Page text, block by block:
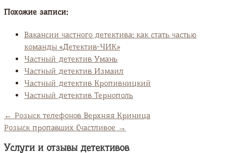
Похожие записи:
Вакансии частного детектива: как стать частью
команды «Детектив-ЧИК»
Частный детектив Умань
Частный детектив Измаил
Частный детектив Кропивницкий
Частный детектив Тернополь
← Розыск телефонов Верхняя Криница
Розыск пропавших Счастливое →
Услуги и отзывы детективов